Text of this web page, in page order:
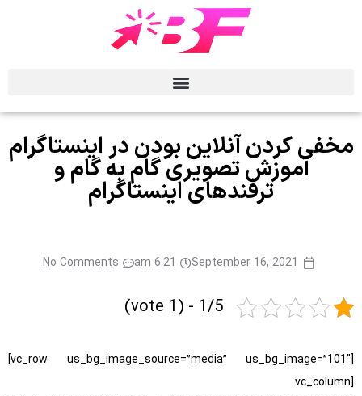
آنلاین بودن در اینستاگرام
تصویری گام به گام و
ترفندهای اینستاگرام
September 16, 2021
6:21 am
No Comments
1/5 - (1 vote)
[vc_row us_bg_image_source=”media” us_bg_image=”101″]